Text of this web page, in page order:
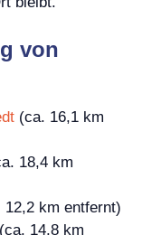
von
(ca. 16,1 km
18,4 km
12,2 km entfernt)
(ca. 14,8 km